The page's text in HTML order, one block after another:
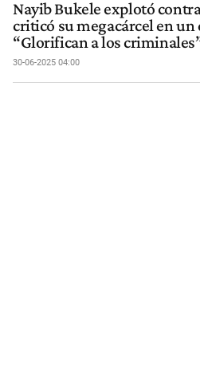
Nayib Bukele explotó
criticó su megacárcel en un
“Glorifican a los
30-06-2025 04:00